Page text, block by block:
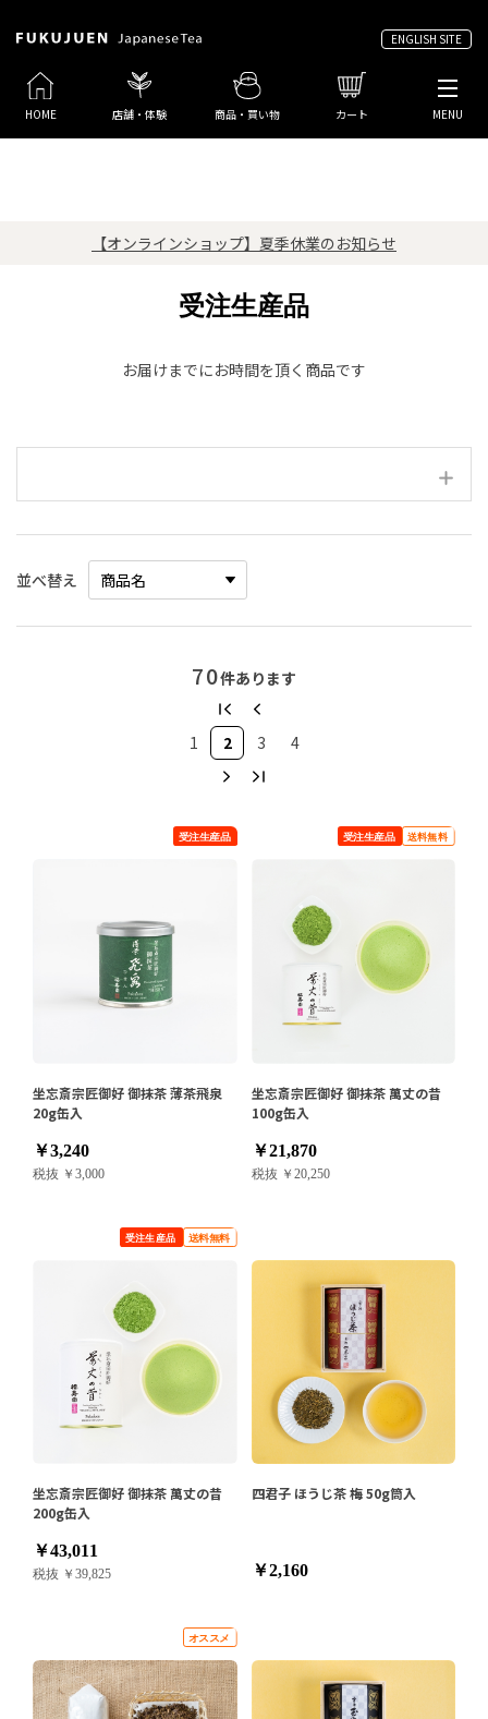
ENGLISH SITE
HOME 店舗・体験 商品・買い物 カート MENU
【オンラインショップ】夏季休業のお知らせ
受注生産品
お届けまでにお時間を頂く商品です
並べ替え
70件あります
1 2 3 4
坐忘斎宗匠御好 御抹茶 薄茶飛泉
20g缶入
￥3,240
税抜 ￥3,000
坐忘斎宗匠御好 御抹茶 萬丈の昔
100g缶入
￥21,870
税抜 ￥20,250
坐忘斎宗匠御好 御抹茶 萬丈の昔
200g缶入
￥43,011
税抜 ￥39,825
四君子 ほうじ茶 梅 50g筒入
￥2,160